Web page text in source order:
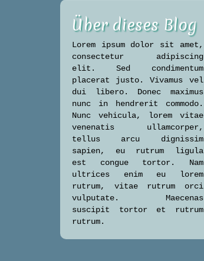
Über dieses Blog
Lorem ipsum dolor sit amet,
consectetur adipiscing
elit. Sed condimentum
placerat justo. Vivamus vel
dui libero. Donec maximus
nunc in hendrerit commodo.
Nunc vehicula, lorem vitae
venenatis ullamcorper,
tellus arcu dignissim
sapien, eu rutrum ligula
est congue tortor. Nam
ultrices enim eu lorem
rutrum, vitae rutrum orci
vulputate. Maecenas
suscipit tortor et rutrum
rutrum.